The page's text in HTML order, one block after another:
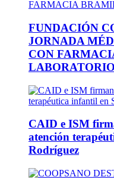
FUNDACIÓN
JORNADA
CON
CAID e ISM
atención
Rodríguez